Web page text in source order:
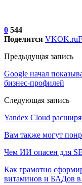
0 544
Поделится VKOK.ru
Предыдущая запись
Google начал
бизнес-профилей
Следующая запись
Yandex Cloud
Вам также могут
Чем ИИ опасен для
Как грамотно
витаминов и БАДов